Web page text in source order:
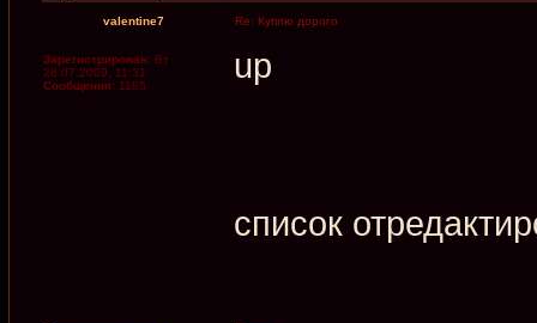
valentine7 Re: Куплю дорого
Зарегистрирован: Вт
28.07.2009, 11:31
Сообщения: 1185
up
список